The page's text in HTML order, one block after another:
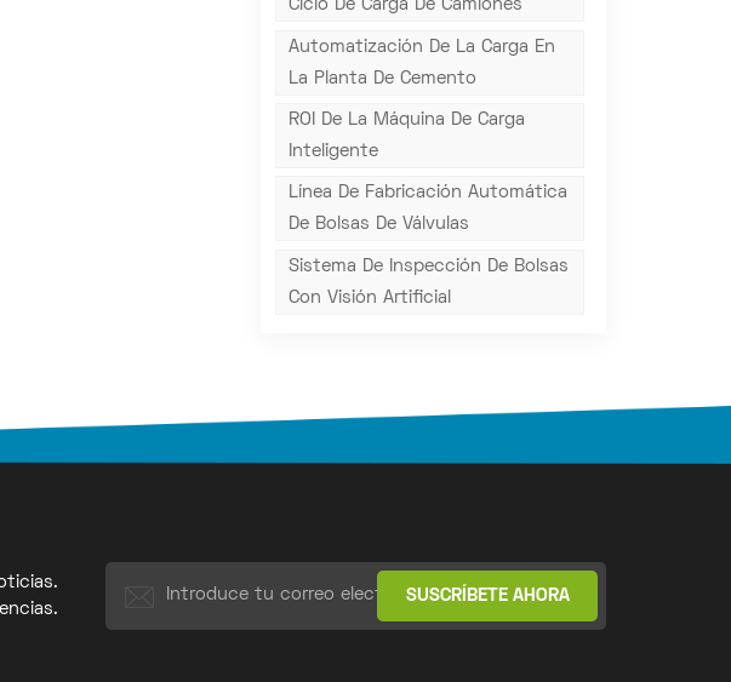
Ciclo De Carga De Camiones
Automatización De La Carga En
La Planta De Cemento
ROI De La Máquina De Carga
Inteligente
Línea De Fabricación Automática
De Bolsas De Válvulas
Sistema De Inspección De Bolsas
Con Visión Artificial